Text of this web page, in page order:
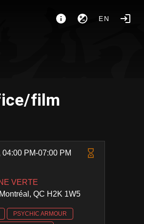
EN
film
PM-07:00 PM
VERTE
QC H2K 1W5
PSYCHIC ARMOUR